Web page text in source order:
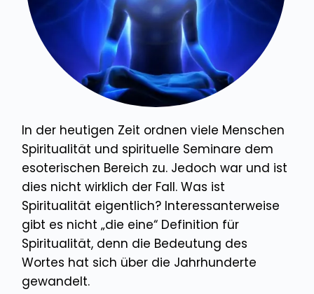
In der heutigen Zeit ordnen viele Menschen
Spiritualität und spirituelle Seminare dem
esoterischen Bereich zu. Jedoch war und ist
dies nicht wirklich der Fall. Was ist
Spiritualität eigentlich? Interessanterweise
gibt es nicht „die eine“ Definition für
Spiritualität, denn die Bedeutung des
Wortes hat sich über die Jahrhunderte
gewandelt.